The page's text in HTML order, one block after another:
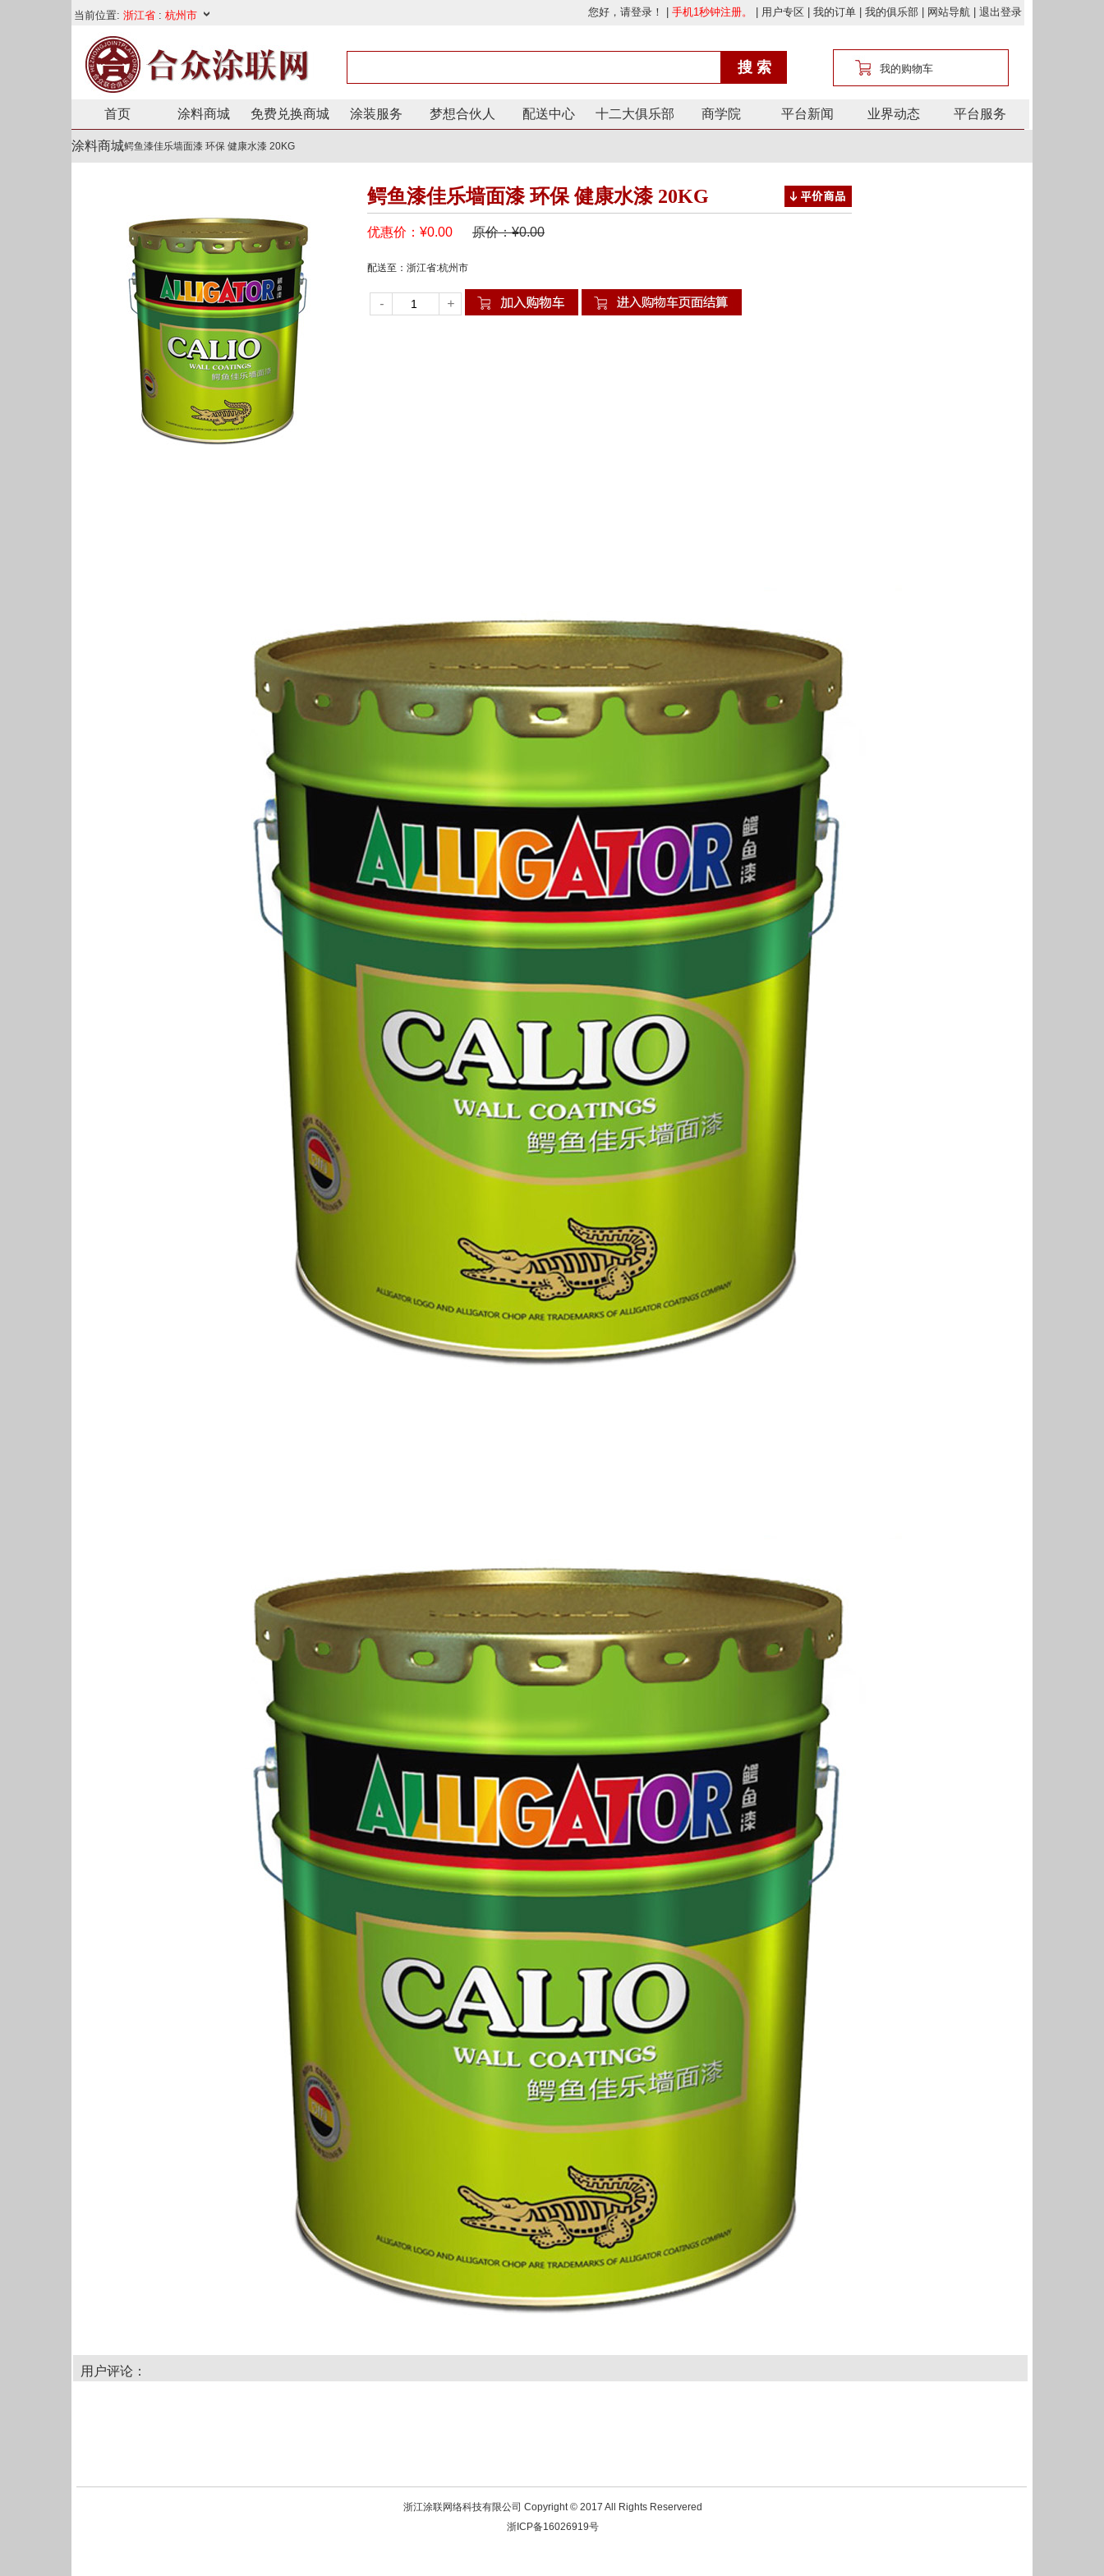
首页 涂料商城 免费兑换商城 涂装服务 梦想合伙人 配送中心 十二大俱乐部 商学院 平台新闻 业界动态 平台服务
涂料商城鳄鱼漆佳乐墙面漆 环保 健康水漆 20KG
鳄鱼漆佳乐墙面漆 环保 健康水漆 20KG
优惠价：¥0.00 原价：¥0.00
配送至：浙江省:杭州市
- +
用户评论：